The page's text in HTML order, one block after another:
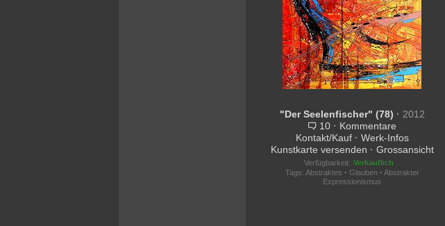
"Der Seelenfischer" (78) · 2012
10 · Kommentare
Kontakt/Kauf · Werk-Infos
Kunstkarte versenden · Grossansicht
Verfügbarkeit: Verkäuflich
Tags: Abstraktes · Glauben · Abstrakter
Expressionismus